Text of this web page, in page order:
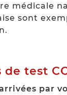
médicale
sont
de test
par